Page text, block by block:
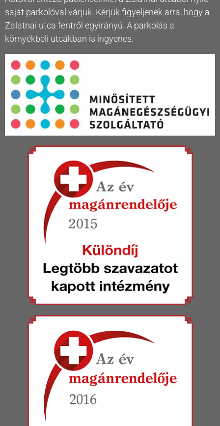
saját parkolóval várjuk. Kérjük figyeljenek arra, hogy a
Zalatnai utca fentről egyirányú. A parkolás a
környékbeli utcákban is ingyenes.